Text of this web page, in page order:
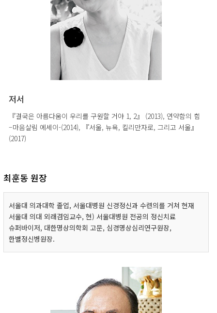
저서
『결국은 아름다움이 우리를 구원할 거야 1, 2』 (2013), 연약함의 힘
–마음살림 에세이-(2014), 『서울, 뉴욕, 킬리만자로, 그리고 서울』
(2017)
최훈동 원장
서울대 의과대학 졸업, 서울대병원 신경정신과 수련의를 거쳐 현재
서울대 의대 외래겸임교수, 현) 서울대병원 전공의 정신치료
슈퍼바이저, 대한명상의학회 고문, 심경명상심리연구원장,
한별정신병원장.